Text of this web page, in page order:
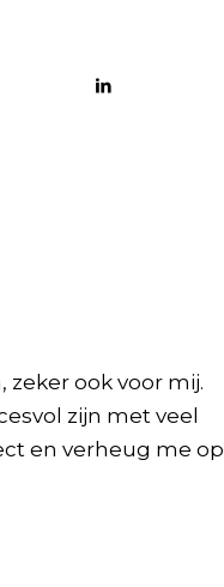
zeker ook voor mij.
zijn met veel
en verheug me op